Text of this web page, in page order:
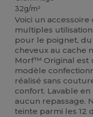
32g/m²
Voici un
multiples
pour le poignet,
cheveux au cache
Morf™ Original est
modèle
réalisé sans
confort. Lavable en
aucun repassage.
teinte parmi les 12